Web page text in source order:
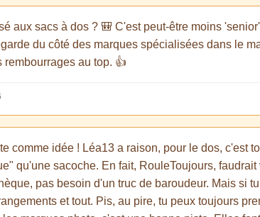
aux sacs à dos ? 🎒 C'est peut-être moins
du côté des marques spécialisées dans le
au top. 👍
comme idée ! Léa13 a raison, pour le dos, c'est
qu'une sacoche. En fait, RouleToujours,
pas besoin d'un truc de baroudeur. Mais si
et tout. Pis, au pire, tu peux toujours